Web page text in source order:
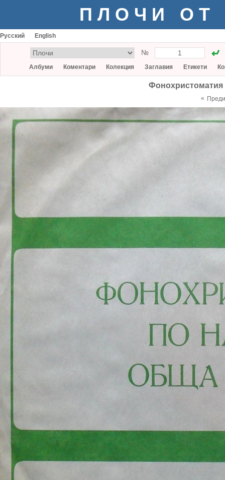
ПЛОЧИ ОТ
Русский English
№
Албуми Коментари Колекция Заглавия Етикети
Фонохристоматия
«